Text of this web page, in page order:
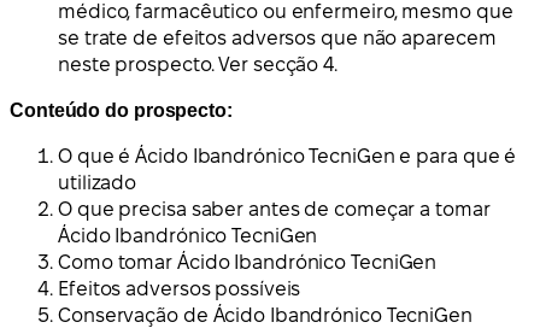
médico, farmacêutico ou enfermeiro, mesmo que
se trate de efeitos adversos que não aparecem
neste prospecto. Ver secção 4.
Conteúdo do prospecto:
O que é Ácido Ibandrónico TecniGen e para que é
utilizado
O que precisa saber antes de começar a tomar
Ácido Ibandrónico TecniGen
Como tomar Ácido Ibandrónico TecniGen
Efeitos adversos possíveis
Conservação de Ácido Ibandrónico TecniGen